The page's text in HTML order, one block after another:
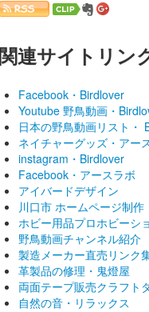
関連サイトリン
Facebook・Birdlover
Youtube 野鳥動画・
日本の野鳥動画リスト・
ネイチャーグッズ・アー
instagram・Birdlover
Facebook・アースラボ
アイバードデザイン
川口市 ホームページ制作
ホビー用品プロホビーシ
野鳥動画チャンネル紹介
製造メーカー直売リンク
革製品の修理・鬼燈屋
両面テープ販売クラフト
自然の音・リラックス